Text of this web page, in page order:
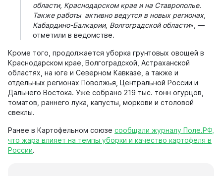
области, Краснодарском крае и на Ставрополье.
Также работы активно ведутся в новых регионах,
Кабардино-Балкарии, Волгоградской области», —
отметили в ведомстве.
Кроме того, продолжается уборка грунтовых овощей в
Краснодарском крае, Волгоградской, Астраханской
областях, на юге и Северном Кавказе, а также и
отдельных регионах Поволжья, Центральной России и
Дальнего Востока. Уже собрано 219 тыс. тонн огурцов,
томатов, раннего лука, капусты, моркови и столовой
свеклы.
Ранее в Картофельном союзе сообщали журналу Поле.РФ,
что жара влияет на темпы уборки и качество картофеля в
России.